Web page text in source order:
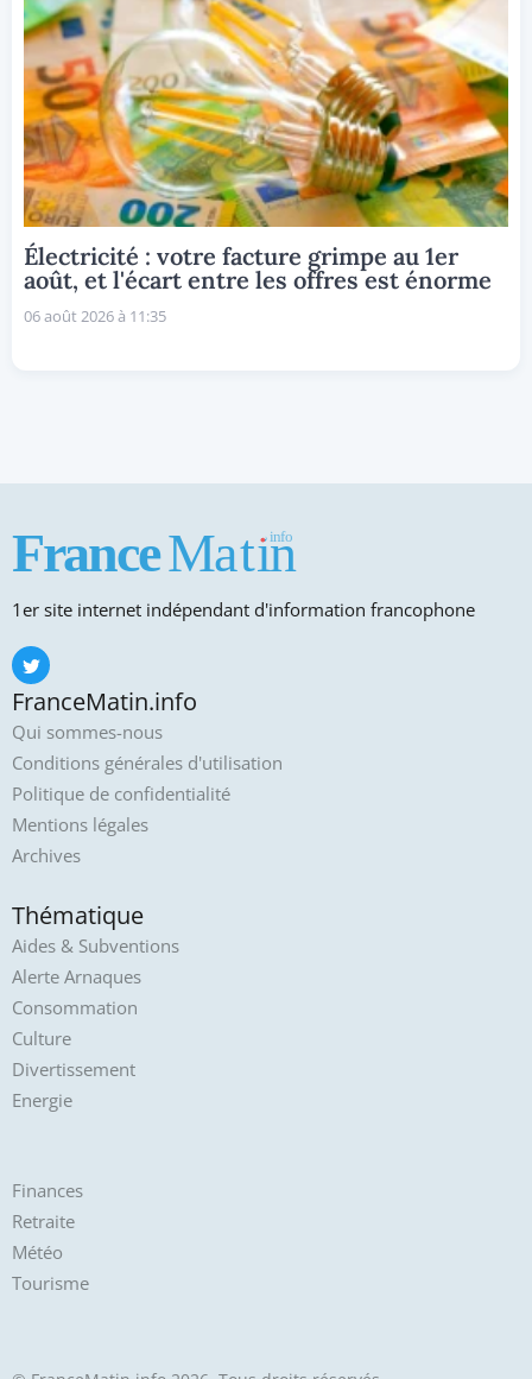
Électricité : votre facture grimpe au 1er
août, et l'écart entre les offres est énorme
06 août 2026 à 11:35
1er site internet indépendant d'information francophone
FranceMatin.info
Qui sommes-nous
Conditions générales d'utilisation
Politique de confidentialité
Mentions légales
Archives
Thématique
Aides & Subventions
Alerte Arnaques
Consommation
Culture
Divertissement
Energie
Finances
Retraite
Météo
Tourisme